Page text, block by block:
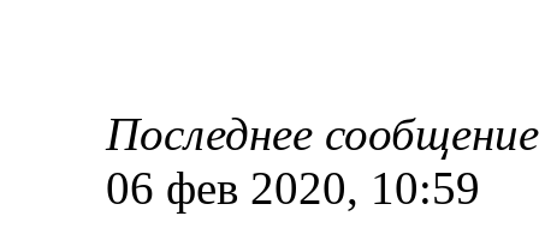
Последнее сообщение
06 фев 2020, 10:59